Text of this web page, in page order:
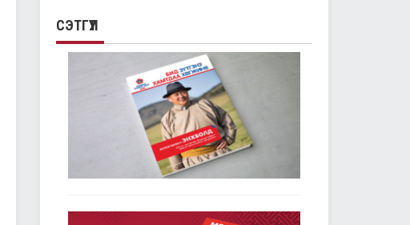
хэлэлцүүлгийг дэмжлээ
2019/01/25
Улсын Их Хурлын тогтоолын төслүүдийг эцсийн
хэлэлцүүлэгт шилжүүлэв
2334
УИХ-ын дарга М.Энхболдын гаргасан зарчмын
зөрүүтэй санал гишүүдийн 72.7 хувийн дэмжлэг
Улсын Их Хурал - Энэ долоо хоногт /2019.01.14-
СЭТГҮҮЛ